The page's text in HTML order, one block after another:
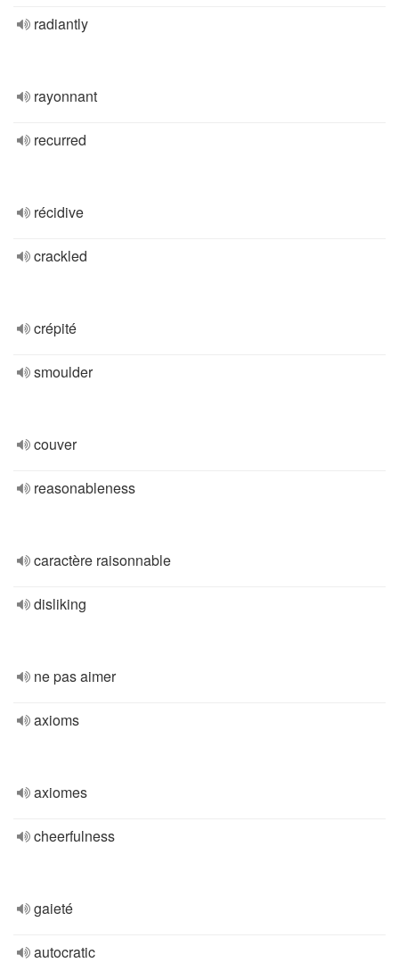
radiantly
rayonnant
recurred
récidive
crackled
crépité
smoulder
couver
reasonableness
caractère raisonnable
disliking
ne pas aimer
axioms
axiomes
cheerfulness
gaieté
autocratic